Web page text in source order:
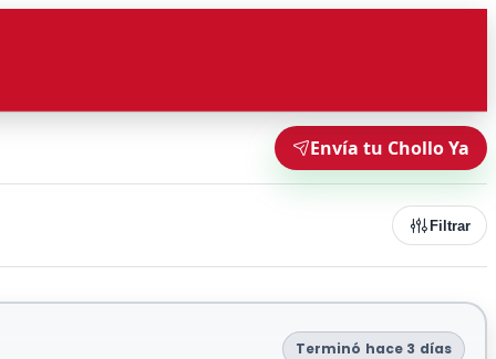
Envía tu Chollo Ya
Filtrar
Terminó hace 3 días